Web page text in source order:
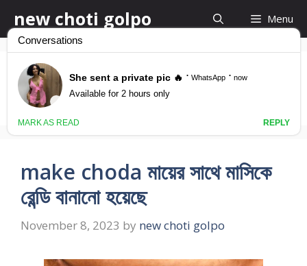
to
content
new choti golpo Menu
বন্ধুর মা কে চুদার সত্যি গল্প
make choda মায়ের সাথে মাসিকে
রেন্ডি বানানো হয়েছে
November 8, 2023 by new choti golpo